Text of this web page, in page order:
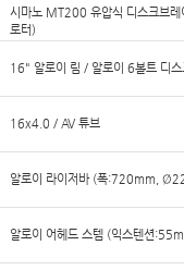
시마노 MT200 유압식 디스크브
로터)
16" 알로이 림 / 알로이 6볼트 디스
16x4.0 / AV 튜브
알로이 라이저바 (폭:720mm,
알로이 어헤드 스템 (익스텐션